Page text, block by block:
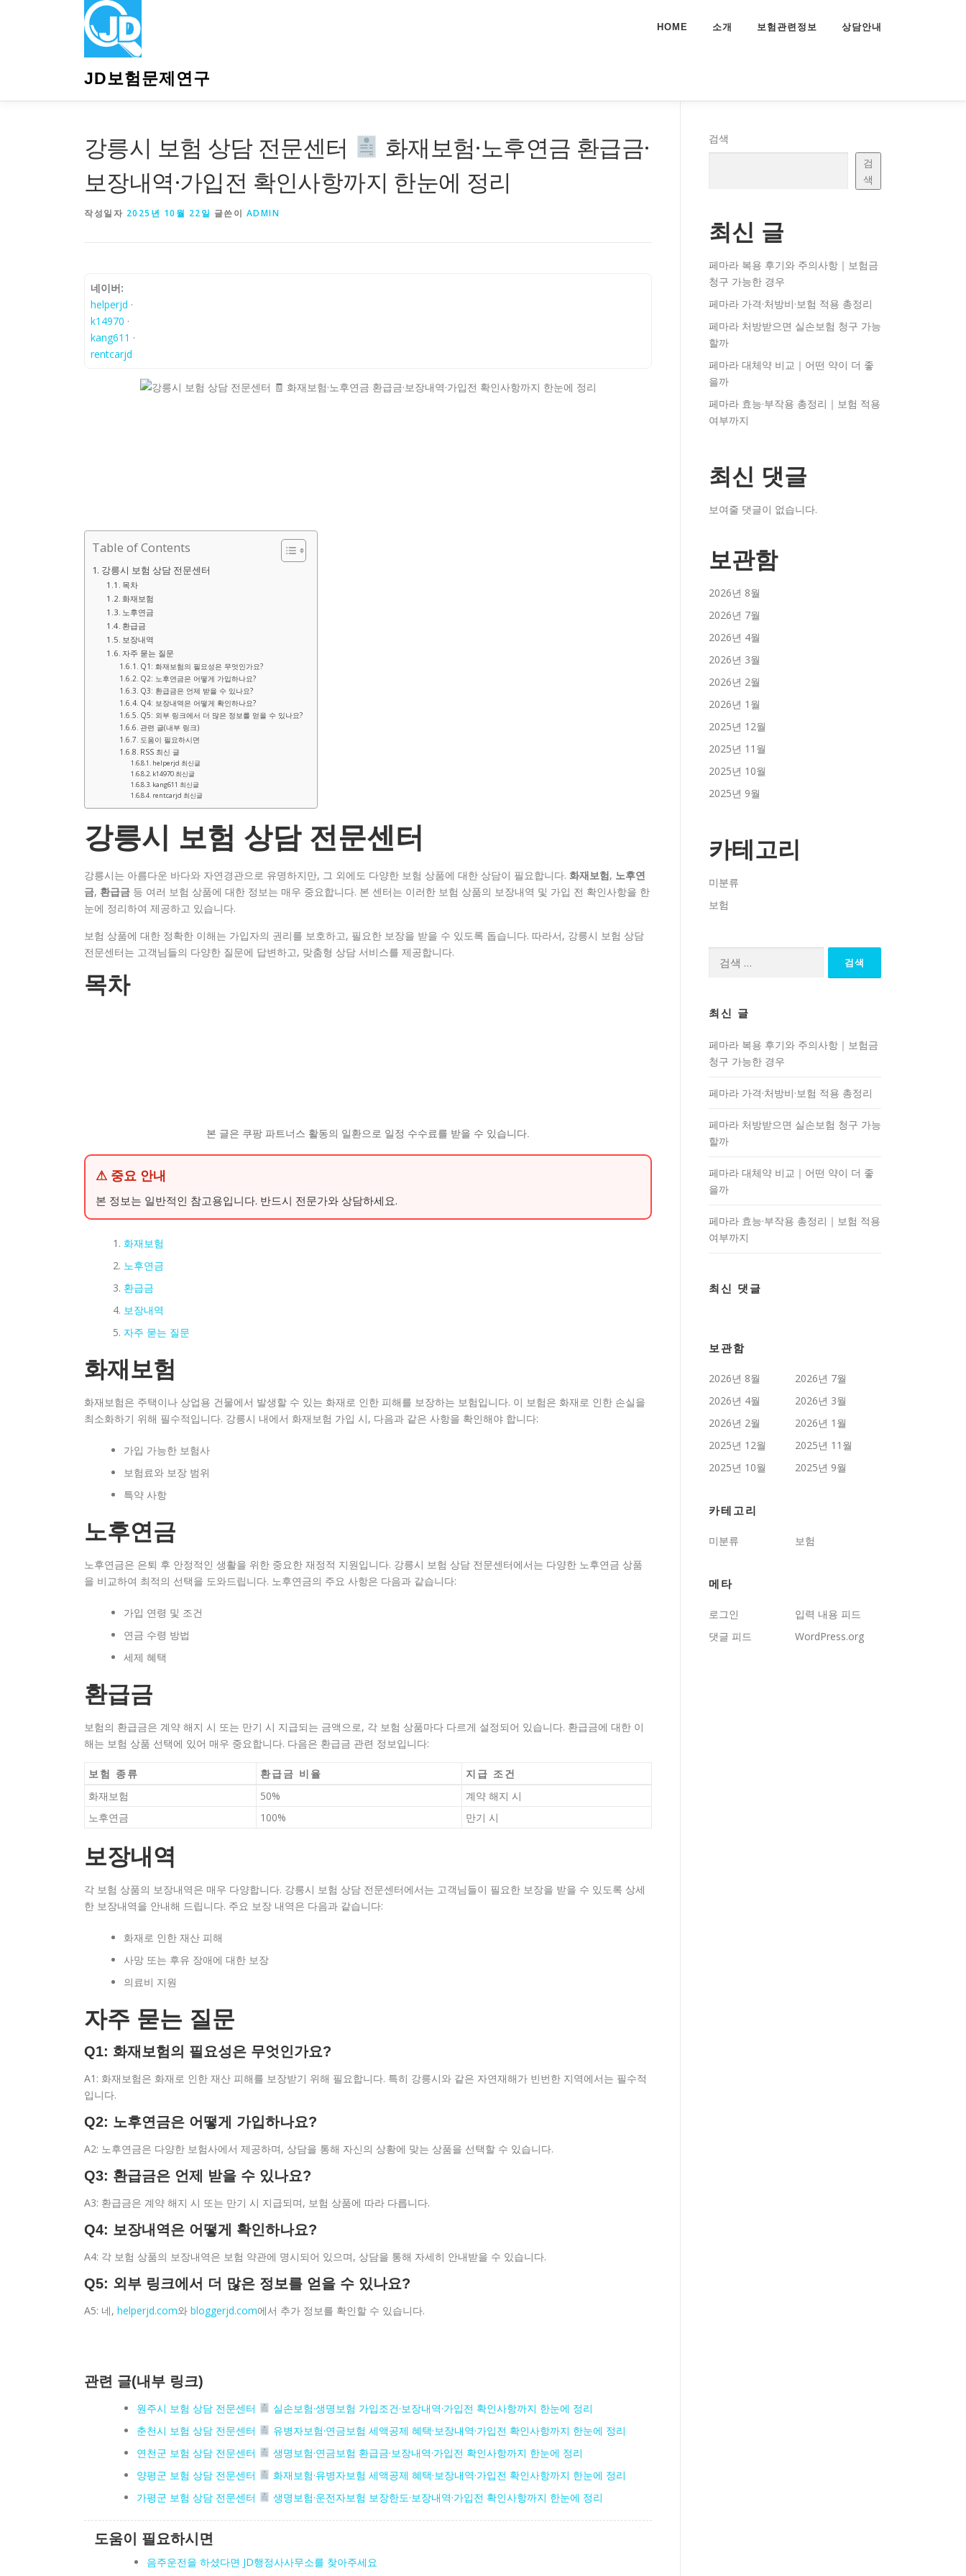
JD보험문제연구
HOME 소개 보험관련정보 상담안내
강릉시 보험 상담 전문센터
화재보험·노후연금 환급금·
보장내역·가입전 확인사항까지 한눈에 정리
작성일자 2025년 10월 22일 글쓴이 ADMIN
네이버:
helperjd ·
k14970 ·
kang611 ·
rentcarjd
Table of Contents
강릉시 보험 상담 전문센터
목차
화재보험
노후연금
환급금
보장내역
자주 묻는 질문
Q1: 화재보험의 필요성은 무엇인가요?
Q2: 노후연금은 어떻게 가입하나요?
Q3: 환급금은 언제 받을 수 있나요?
Q4: 보장내역은 어떻게 확인하나요?
Q5: 외부 링크에서 더 많은 정보를 얻을 수 있나요?
관련 글(내부 링크)
도움이 필요하시면
RSS 최신 글
helperjd 최신글
k14970 최신글
kang611 최신글
rentcarjd 최신글
강릉시 보험 상담 전문센터
강릉시는 아름다운 바다와 자연경관으로 유명하지만, 그 외에도 다양한 보험 상품에 대한 상담이 필요합니다. 화재보험, 노후연
금, 환급금 등 여러 보험 상품에 대한 정보는 매우 중요합니다. 본 센터는 이러한 보험 상품의 보장내역 및 가입 전 확인사항을 한
눈에 정리하여 제공하고 있습니다.
보험 상품에 대한 정확한 이해는 가입자의 권리를 보호하고, 필요한 보장을 받을 수 있도록 돕습니다. 따라서, 강릉시 보험 상담
전문센터는 고객님들의 다양한 질문에 답변하고, 맞춤형 상담 서비스를 제공합니다.
목차
본 글은 쿠팡 파트너스 활동의 일환으로 일정 수수료를 받을 수 있습니다.
⚠ 중요 안내
본 정보는 일반적인 참고용입니다. 반드시 전문가와 상담하세요.
화재보험
노후연금
환급금
보장내역
자주 묻는 질문
화재보험
화재보험은 주택이나 상업용 건물에서 발생할 수 있는 화재로 인한 피해를 보장하는 보험입니다. 이 보험은 화재로 인한 손실을
최소화하기 위해 필수적입니다. 강릉시 내에서 화재보험 가입 시, 다음과 같은 사항을 확인해야 합니다:
가입 가능한 보험사
보험료와 보장 범위
특약 사항
노후연금
노후연금은 은퇴 후 안정적인 생활을 위한 중요한 재정적 지원입니다. 강릉시 보험 상담 전문센터에서는 다양한 노후연금 상품
을 비교하여 최적의 선택을 도와드립니다. 노후연금의 주요 사항은 다음과 같습니다:
가입 연령 및 조건
연금 수령 방법
세제 혜택
환급금
보험의 환급금은 계약 해지 시 또는 만기 시 지급되는 금액으로, 각 보험 상품마다 다르게 설정되어 있습니다. 환급금에 대한 이
해는 보험 상품 선택에 있어 매우 중요합니다. 다음은 환급금 관련 정보입니다:
보험 종류 환급금 비율
지급 조건
화재보험
50%
계약 해지 시
노후연금
100% 만기 시
보장내역
각 보험 상품의 보장내역은 매우 다양합니다. 강릉시 보험 상담 전문센터에서는 고객님들이 필요한 보장을 받을 수 있도록 상세
한 보장내역을 안내해 드립니다. 주요 보장 내역은 다음과 같습니다:
화재로 인한 재산 피해
사망 또는 후유 장애에 대한 보장
의료비 지원
자주 묻는 질문
Q1: 화재보험의 필요성은 무엇인가요?
A1: 화재보험은 화재로 인한 재산 피해를 보장받기 위해 필요합니다. 특히 강릉시와 같은 자연재해가 빈번한 지역에서는 필수적
입니다.
Q2: 노후연금은 어떻게 가입하나요?
A2: 노후연금은 다양한 보험사에서 제공하며, 상담을 통해 자신의 상황에 맞는 상품을 선택할 수 있습니다.
Q3: 환급금은 언제 받을 수 있나요?
A3: 환급금은 계약 해지 시 또는 만기 시 지급되며, 보험 상품에 따라 다릅니다.
Q4: 보장내역은 어떻게 확인하나요?
A4: 각 보험 상품의 보장내역은 보험 약관에 명시되어 있으며, 상담을 통해 자세히 안내받을 수 있습니다.
Q5: 외부 링크에서 더 많은 정보를 얻을 수 있나요?
A5: 네, helperjd.com와 bloggerjd.com에서 추가 정보를 확인할 수 있습니다.
관련 글(내부 링크)
원주시 보험 상담 전문센터
실손보험·생명보험 가입조건·보장내역·가입전 확인사항까지 한눈에 정리
춘천시 보험 상담 전문센터
유병자보험·연금보험 세액공제 혜택·보장내역·가입전 확인사항까지 한눈에 정리
연천군 보험 상담 전문센터
생명보험·연금보험 환급금·보장내역·가입전 확인사항까지 한눈에 정리
양평군 보험 상담 전문센터
화재보험·유병자보험 세액공제 혜택·보장내역·가입전 확인사항까지 한눈에 정리
가평군 보험 상담 전문센터
생명보험·운전자보험 보장한도·보장내역·가입전 확인사항까지 한눈에 정리
도움이 필요하시면
음주운전을 하셨다면 JD행정사사무소를 찾아주세요
검색
검
색
최신 글
페마라 복용 후기와 주의사항｜보험금
청구 가능한 경우
페마라 가격·처방비·보험 적용 총정리
페마라 처방받으면 실손보험 청구 가능
할까
페마라 대체약 비교｜어떤 약이 더 좋
을까
페마라 효능·부작용 총정리｜보험 적용
여부까지
최신 댓글
보여줄 댓글이 없습니다.
보관함
2026년 8월
2026년 7월
2026년 4월
2026년 3월
2026년 2월
2026년 1월
2025년 12월
2025년 11월
2025년 10월
2025년 9월
카테고리
미분류
보험
최신 글
페마라 복용 후기와 주의사항｜보험금
청구 가능한 경우
페마라 가격·처방비·보험 적용 총정리
페마라 처방받으면 실손보험 청구 가능
할까
페마라 대체약 비교｜어떤 약이 더 좋
을까
페마라 효능·부작용 총정리｜보험 적용
여부까지
최신 댓글
보관함
2026년 8월
2026년 7월
2026년 4월
2026년 3월
2026년 2월
2026년 1월
2025년 12월
2025년 11월
2025년 10월
2025년 9월
카테고리
미분류 보험
메타
로그인
입력 내용 피드
댓글 피드
WordPress.org